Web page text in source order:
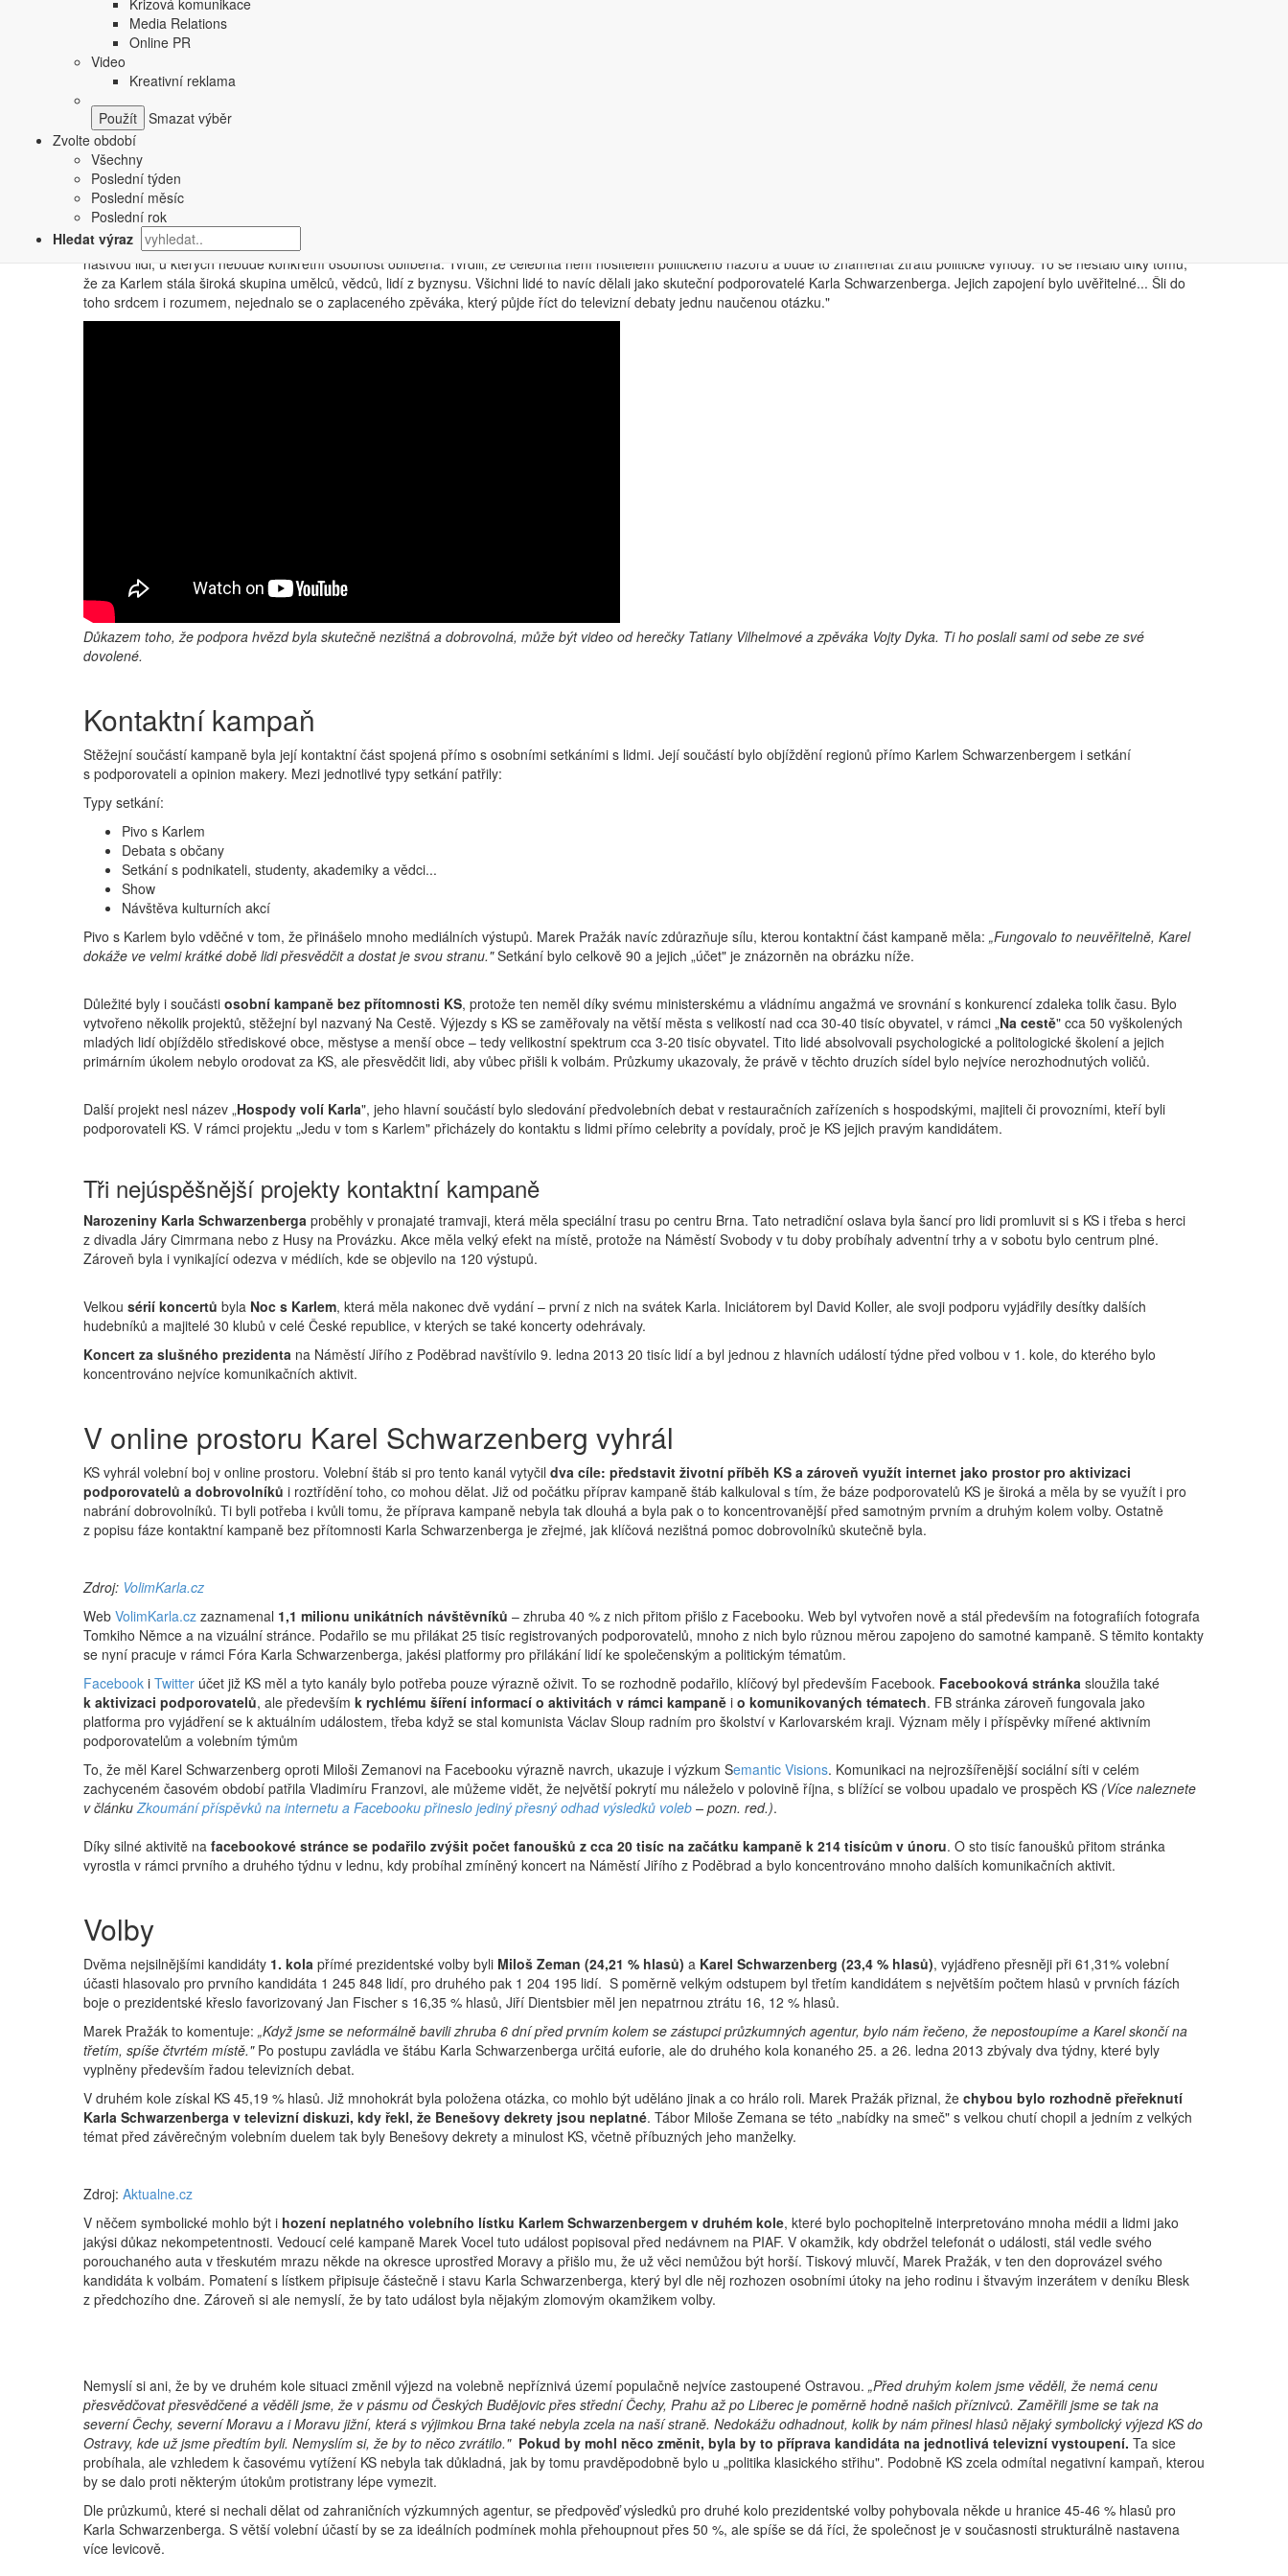
Krizová komunikace
Media Relations
Online PR
Video
Kreativní reklama
Smazat výběr
Zvolte období
Všechny
Poslední týden
Poslední měsíc
Poslední rok
Hledat výraz
Zatímco Jan Fischer a další kandidáti již rozjeli naplno svoji komunikační strategii,
kanálů, lze vymezit až listopadem a prosincem 2012
osobnost, nikoliv jako člena TOP 09 a ministra současné vlády. Marek Pražák k tomu dodává:
v pozici kancléře tehdejšího prezidenta republiky Václava Havla. Samozřejmě jsme tak živili i takzvaný pravdoláskařský étos."
Naplno se začalo hrát ve fázi číslo tři.
důležitost aktu volby prezidenta
aktivizovat i ty lidi, kteří chtějí politiku slušnou a férovou, ale jsou znechucení politikou natolik, že nechodí volit nebo se přimknuli k různým seskupením, které reálně nemohou změnu
nabídnout. Potřebovali jsme oslovit i tuto skupinu, abychom měli dostatek hlasů do druhého kola,"
Fišerová nebo Vladimír Franz. Jako komparativní výhoda oproti nim byl zdůrazňován fakt, že je KS profesionálem, který zastával po velkou část svého života celou řadu politických
funkcí.
Velmi významnou složkou kampaně byla
naštvou lidi, u kterých nebude konkrétní osobnost oblíbená. Tvrdili, že celebrita není nositelem politického názoru a bude to znamenat ztrátu politické výhody. To se nestalo díky tomu,
že za Karlem stála široká skupina umělců, vědců, lidí z byznysu. Všichni lidé to navíc dělali jako skuteční podporovatelé Karla Schwarzenberga. Jejich zapojení bylo uvěřitelné... Šli do
toho srdcem i rozumem, nejednalo se o zaplaceného zpěváka, který půjde říct do televizní debaty jednu naučenou otázku."
Důkazem toho, že podpora hvězd byla skutečně nezištná a dobrovolná, může být video od herečky Tatiany Vilhelmové a zpěváka Vojty Dyka. Ti ho poslali sami od sebe ze své
dovolené.
Kontaktní kampaň
Stěžejní součástí kampaně byla její kontaktní část spojená přímo s osobními setkáními s lidmi. Její součástí bylo objíždění regionů přímo Karlem Schwarzenbergem i setkání
s podporovateli a opinion makery. Mezi jednotlivé typy setkání patřily:
Typy setkání:
Pivo s Karlem
Debata s občany
Setkání s podnikateli, studenty, akademiky a vědci...
Show
Návštěva kulturních akcí
Pivo s Karlem bylo vděčné v tom, že přinášelo mnoho mediálních výstupů. Marek Pražák navíc zdůrazňuje sílu, kterou kontaktní část kampaně měla: „Fungovalo to neuvěřitelně, Karel
dokáže ve velmi krátké době lidi přesvědčit a dostat je svou stranu."Setkání bylo celkově 90 a jejich „účet" je znázorněn na obrázku níže.
Důležité byly i součásti osobní kampaně bez přítomnosti KS, protože ten neměl díky svému ministerskému a vládnímu angažmá ve srovnání s konkurencí zdaleka tolik času. Bylo
vytvořeno několik projektů, stěžejní byl nazvaný Na Cestě. Výjezdy s KS se zaměřovaly na větší města s velikostí nad cca 30-40 tisíc obyvatel, v rámci „Na cestě" cca 50 vyškolených
mladých lidí objíždělo střediskové obce, městyse a menší obce – tedy velikostní spektrum cca 3-20 tisíc obyvatel. Tito lidé absolvovali psychologické a politologické školení a jejich
primárním úkolem nebylo orodovat za KS, ale přesvědčit lidi, aby vůbec přišli k volbám. Průzkumy ukazovaly, že právě v těchto druzích sídel bylo nejvíce nerozhodnutých voličů.
Další projekt nesl název „Hospody volí Karla", jeho hlavní součástí bylo sledování předvolebních debat v restauračních zařízeních s hospodskými, majiteli či provozními, kteří byli
podporovateli KS. V rámci projektu „Jedu v tom s Karlem" přicházely do kontaktu s lidmi přímo celebrity a povídaly, proč je KS jejich pravým kandidátem.
Tři nejúspěšnější projekty kontaktní kampaně
Narozeniny Karla Schwarzenberga proběhly v pronajaté tramvaji, která měla speciální trasu po centru Brna. Tato netradiční oslava byla šancí pro lidi promluvit si s KS i třeba s herci
z divadla Járy Cimrmana nebo z Husy na Provázku. Akce měla velký efekt na místě, protože na Náměstí Svobody v tu doby probíhaly adventní trhy a v sobotu bylo centrum plné.
Zároveň byla i vynikající odezva v médiích, kde se objevilo na 120 výstupů.
Velkou sérií koncertů byla Noc s Karlem, která měla nakonec dvě vydání – první z nich na svátek Karla. Iniciátorem byl David Koller, ale svoji podporu vyjádřily desítky dalších
hudebníků a majitelé 30 klubů v celé České republice, v kterých se také koncerty odehrávaly.
Koncert za slušného prezidenta na Náměstí Jiřího z Poděbrad navštívilo 9. ledna 2013 20 tisíc lidí a byl jednou z hlavních událostí týdne před volbou v 1. kole, do kterého bylo
koncentrováno nejvíce komunikačních aktivit.
V online prostoru Karel Schwarzenberg vyhrál
KS vyhrál volební boj v online prostoru. Volební štáb si pro tento kanál vytyčil dva cíle: představit životní příběh KS a zároveň využít internet jako prostor pro aktivizaci
podporovatelů a dobrovolníků i roztřídění toho, co mohou dělat. Již od počátku příprav kampaně štáb kalkuloval s tím, že báze podporovatelů KS je široká a měla by se využít i pro
nabrání dobrovolníků. Ti byli potřeba i kvůli tomu, že příprava kampaně nebyla tak dlouhá a byla pak o to koncentrovanější před samotným prvním a druhým kolem volby. Ostatně
z popisu fáze kontaktní kampaně bez přítomnosti Karla Schwarzenberga je zřejmé, jak klíčová nezištná pomoc dobrovolníků skutečně byla.
Zdroj: VolimKarla.cz
Web VolimKarla.cz zaznamenal 1,1 milionu unikátních návštěvníků – zhruba 40 % z nich přitom přišlo z Facebooku. Web byl vytvořen nově a stál především na fotografiích fotografa
Tomkiho Němce a na vizuální stránce. Podařilo se mu přilákat 25 tisíc registrovaných podporovatelů, mnoho z nich bylo různou měrou zapojeno do samotné kampaně. S těmito kontakty
se nyní pracuje v rámci Fóra Karla Schwarzenberga, jakési platformy pro přilákání lidí ke společenským a politickým tématům.
Facebook i Twitter účet již KS měl a tyto kanály bylo potřeba pouze výrazně oživit. To se rozhodně podařilo, klíčový byl především Facebook. Facebooková stránka sloužila také
k aktivizaci podporovatelů, ale především k rychlému šíření informací o aktivitách v rámci kampaně i o komunikovaných tématech. FB stránka zároveň fungovala jako
platforma pro vyjádření se k aktuálním událostem, třeba když se stal komunista Václav Sloup radním pro školství v Karlovarském kraji. Význam měly i příspěvky mířené aktivním
podporovatelům a volebním týmům
To, že měl Karel Schwarzenberg oproti Miloši Zemanovi na Facebooku výrazně navrch, ukazuje i výzkum Semantic Visions. Komunikaci na nejrozšířenější sociální síti v celém
zachyceném časovém období patřila Vladimíru Franzovi, ale můžeme vidět, že největší pokrytí mu náleželo v polovině října, s blížící se volbou upadalo ve prospěch KS (Více naleznete
v článkuZkoumání příspěvků na internetu a Facebooku přineslo jediný přesný odhad výsledků voleb – pozn. red.).
Díky silné aktivitě na facebookové stránce se podařilo zvýšit počet fanoušků z cca 20 tisíc na začátku kampaně k 214 tisícům v únoru. O sto tisíc fanoušků přitom stránka
vyrostla v rámci prvního a druhého týdnu v lednu, kdy probíhal zmíněný koncert na Náměstí Jiřího z Poděbrad a bylo koncentrováno mnoho dalších komunikačních aktivit.
Volby
Dvěma nejsilnějšími kandidáty 1. kola přímé prezidentské volby byli Miloš Zeman (24,21 % hlasů) a Karel Schwarzenberg (23,4 % hlasů), vyjádřeno přesněji při 61,31% volební
účasti hlasovalo pro prvního kandidáta 1 245 848 lidí, pro druhého pak 1 204 195 lidí. S poměrně velkým odstupem byl třetím kandidátem s největším počtem hlasů v prvních fázích
boje o prezidentské křeslo favorizovaný Jan Fischer s 16,35 % hlasů, Jiří Dientsbier měl jen nepatrnou ztrátu 16, 12 % hlasů.
Marek Pražák to komentuje: „Když jsme se neformálně bavili zhruba 6 dní před prvním kolem se zástupci průzkumných agentur, bylo nám řečeno, že nepostoupíme a Karel skončí na
třetím, spíše čtvrtém místě."Po postupu zavládla ve štábu Karla Schwarzenberga určitá euforie, ale do druhého kola konaného 25. a 26. ledna 2013 zbývaly dva týdny, které byly
vyplněny především řadou televizních debat.
V druhém kole získal KS 45,19 % hlasů. Již mnohokrát byla položena otázka, co mohlo být uděláno jinak a co hrálo roli. Marek Pražák přiznal, že chybou bylo rozhodně přeřeknutí
Karla Schwarzenberga v televizní diskuzi, kdy řekl, že Benešovy dekrety jsou neplatné. Tábor Miloše Zemana se této „nabídky na smeč" s velkou chutí chopil a jedním z velkých
témat před závěrečným volebním duelem tak byly Benešovy dekrety a minulost KS, včetně příbuzných jeho manželky.
Zdroj: Aktualne.cz
V něčem symbolické mohlo být i hození neplatného volebního lístku Karlem Schwarzenbergem v druhém kole, které bylo pochopitelně interpretováno mnoha médii a lidmi jako
jakýsi důkaz nekompetentnosti. Vedoucí celé kampaně Marek Vocel tuto událost popisoval před nedávnem na PIAF. V okamžik, kdy obdržel telefonát o události, stál vedle svého
porouchaného auta v třeskutém mrazu někde na okresce uprostřed Moravy a přišlo mu, že už věci nemůžou být horší. Tiskový mluvčí, Marek Pražák, v ten den doprovázel svého
kandidáta k volbám. Pomatení s lístkem připisuje částečně i stavu Karla Schwarzenberga, který byl dle něj rozhozen osobními útoky na jeho rodinu i štvavým inzerátem v deníku Blesk
z předchozího dne. Zároveň si ale nemyslí, že by tato událost byla nějakým zlomovým okamžikem volby.
Nemyslí si ani, že by ve druhém kole situaci změnil výjezd na volebně nepříznivá území populačně nejvíce zastoupené Ostravou. „Před druhým kolem jsme věděli, že nemá cenu
přesvědčovat přesvědčené a věděli jsme, že v pásmu od Českých Budějovic přes střední Čechy, Prahu až po Liberec je poměrně hodně našich příznivců. Zaměřili jsme se tak na
severní Čechy, severní Moravu a i Moravu jižní, která s výjimkou Brna také nebyla zcela na naší straně. Nedokážu odhadnout, kolik by nám přinesl hlasů nějaký symbolický výjezd KS do
Ostravy, kde už jsme předtím byli. Nemyslím si, že by to něco zvrátilo." Pokud by mohl něco změnit, byla by to příprava kandidáta na jednotlivá televizní vystoupení. Ta sice
probíhala, ale vzhledem k časovému vytížení KS nebyla tak důkladná, jak by tomu pravděpodobně bylo u „politika klasického střihu". Podobně KS zcela odmítal negativní kampaň, kterou
by se dalo proti některým útokům protistrany lépe vymezit.
Dle průzkumů, které si nechali dělat od zahraničních výzkumných agentur, se předpověď výsledků pro druhé kolo prezidentské volby pohybovala někde u hranice 45-46 % hlasů pro
Karla Schwarzenberga. S větší volební účastí by se za ideálních podmínek mohla přehoupnout přes 50 %, ale spíše se dá říci, že společnost je v současnosti strukturálně nastavena
více levicově.